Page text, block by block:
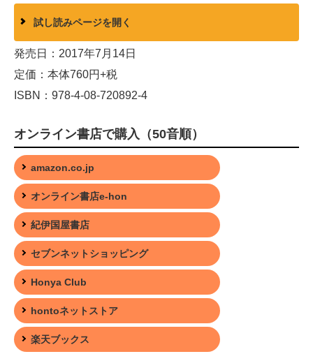
試し読みページを開く
発売日：2017年7月14日
定価：本体760円+税
ISBN：978-4-08-720892-4
オンライン書店で購入（50音順）
amazon.co.jp
オンライン書店e-hon
紀伊国屋書店
セブンネットショッピング
Honya Club
hontoネットストア
楽天ブックス